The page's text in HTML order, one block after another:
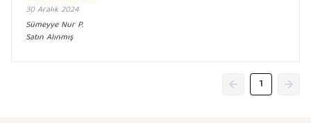
30 Aralık 2024
Sümeyye NurP.
Satın Alınmış
1